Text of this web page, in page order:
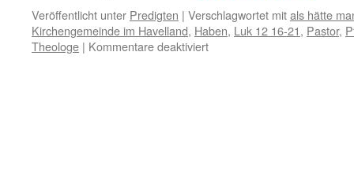
Veröffentlicht unter Predigten | Verschlagwortet mitals hätte
Kirchengemeinde im Havelland, Haben, Luk 12 16-21, Pastor,
Theologe | Kommentare deaktiviertfür